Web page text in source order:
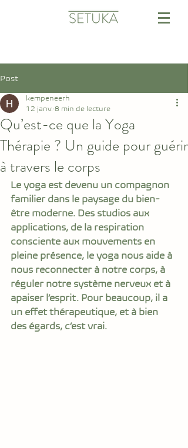
Post
Qu’est-ce que la Yoga
Thérapie ? Un guide pour guérir
à travers le corps
kempeneerh
12 janv. 8 min de lecture
Le yoga est devenu un compagnon
familier dans le paysage du bien-
être moderne. Des studios aux
applications, de la respiration
consciente aux mouvements en
pleine présence, le yoga nous aide à
nous reconnecter à notre corps, à
réguler notre système nerveux et à
apaiser l’esprit. Pour beaucoup, il a
un effet thérapeutique, et à bien
des égards, c’est vrai.